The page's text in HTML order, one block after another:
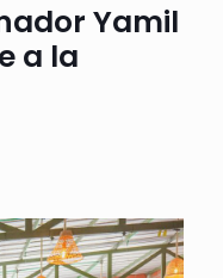
Yamil
a la